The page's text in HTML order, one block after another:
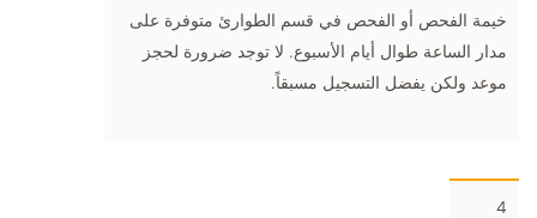
خيمة الفحص أو الفحص في قسم الطوارئ متوفرة على
مدار الساعة طوال أيام الأسبوع. لا توجد ضرورة لحجز
موعد ولكن يفضل التسجيل مسبقاً.
4